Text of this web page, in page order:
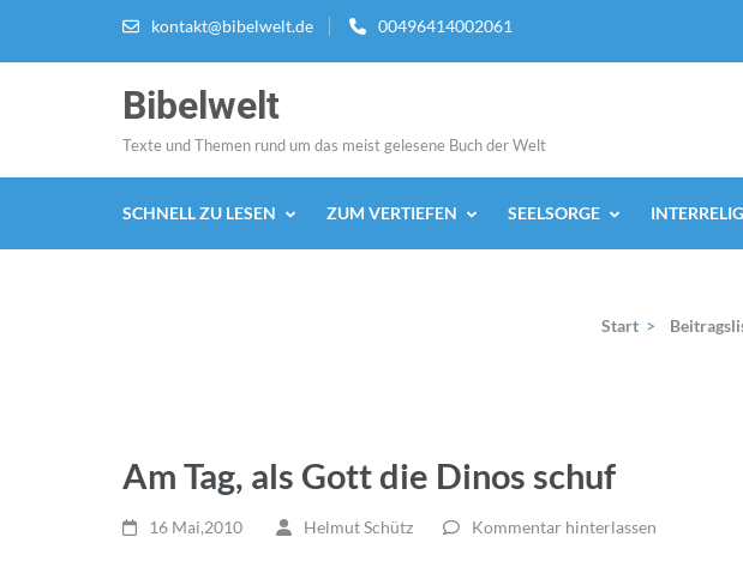
kontakt@bibelwelt.de 00496414002061
Bibelwelt
Texte und Themen rund um das meist gelesene Buch der Welt
SCHNELL ZU LESEN ZUM VERTIEFEN SEELSORGE
Start >
Am Tag, als Gott die Dinos schuf
16 Mai,2010 Helmut Schütz Kommentar hinterlassen